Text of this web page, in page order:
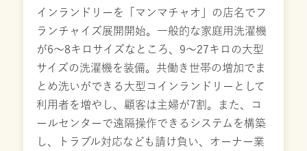
インランドリーを「マンマチャオ」の店名でフ
ランチャイズ展開開始。一般的な家庭用洗濯機
が6～8キロサイズなところ、9～27キロの大型
サイズの洗濯機を装備。共働き世帯の増加でま
とめ洗いができる大型コインランドリーとして
利用者を増やし、顧客は主婦が7割。また、コ
ールセンターで遠隔操作できるシステムを構築
し、トラブル対応なども請け負い、オーナー業